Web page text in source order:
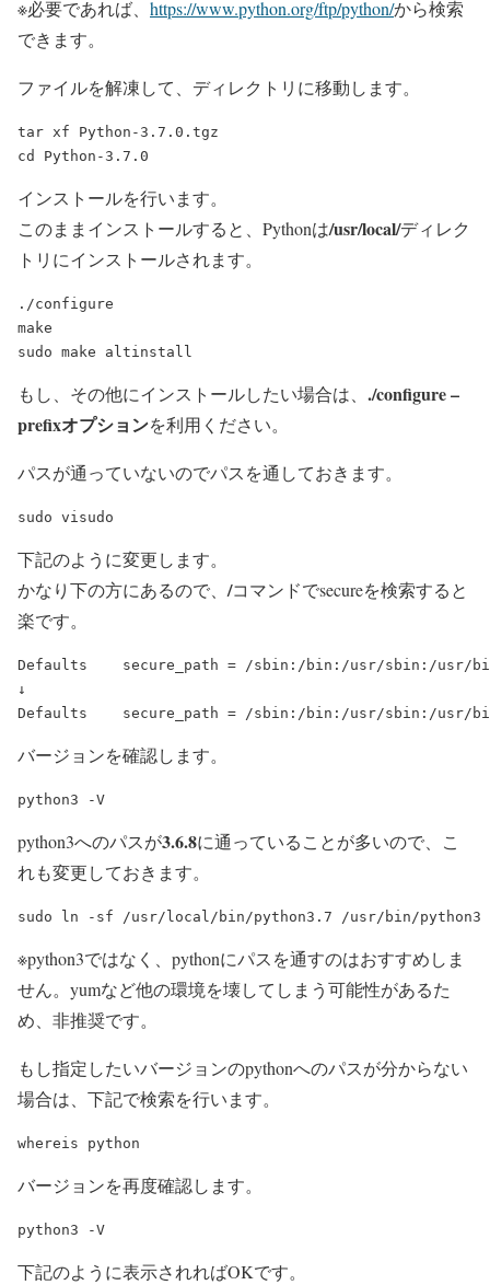
※必要であれば、 https://www.python.org/ftp/python/から検索
できます。
ファイルを解凍して、ディレクトリに移動します。
tar xf Python-3.7.0.tgz
インストールを行います。
このままインストールすると、Pythonは/usr/local/ディレク
トリにインストールされます。
./configure
make
もし、その他にインストールしたい場合は、 ./configure –
prefixオプションを利用ください。
パスが通っていないのでパスを通しておきます。
下記のように変更します。
かなり下の方にあるので、 /コマンドでsecureを検索すると
楽です。
Defaults    secure_path = /sbin:/bin:/usr/sbin:/usr/
↓
バージョンを確認します。
python3へのパスが3.6.8に通っていることが多いので、こ
れも変更しておきます。
※python3ではなく、pythonにパスを通すのはおすすめしま
せん。yumなど他の環境を壊してしまう可能性があるた
め、非推奨です。
もし指定したいバージョンのpythonへのパスが分からない
場合は、下記で検索を行います。
バージョンを再度確認します。
下記のように表示されればOKです。